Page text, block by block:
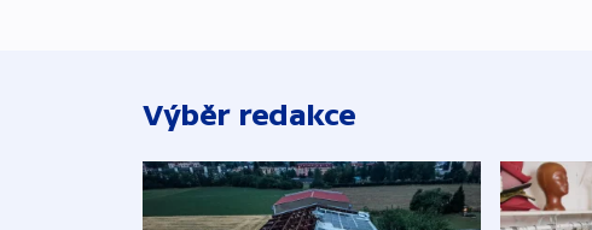
Výběr redakce